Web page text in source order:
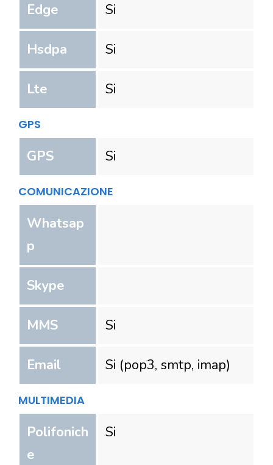
Edge Si
Hsdpa Si
Lte Si
GPS
GPS Si
COMUNICAZIONE
Whatsap
p
Skype
MMS Si
Email Si (pop3, smtp, imap)
MULTIMEDIA
Polifonich
e
Si